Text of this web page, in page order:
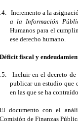
Incremento a la
a la Información
Humanos para el
ese derecho humano.
fiscal y
Incluir en el decreto
publicar un estudio que
en las que se ha
documento con el
de Finanzas